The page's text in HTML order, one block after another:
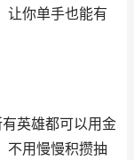
让你单手也能有
英雄都可以用金
不用慢慢积攒抽